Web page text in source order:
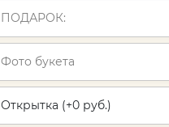
ПОДАРОК:
Фото букета
Открытка (+0 руб.)